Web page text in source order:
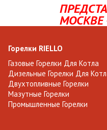
МОСКВЕ
Горелки RIELLO
Газовые Горелки Для Котла
Дизельные Горелки Для
Двухтопливные Горелки
Мазутные Горелки
Промышленные Горелки